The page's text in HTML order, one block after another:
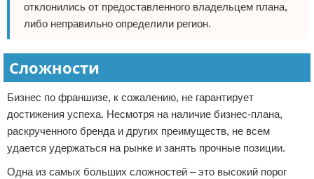
отклонились от предоставленного владельцем плана,
либо неправильно определили регион.
Сложности
Бизнес по франшизе, к сожалению, не гарантирует
достижения успеха. Несмотря на наличие бизнес-плана,
раскрученного бренда и других преимуществ, не всем
удается удержаться на рынке и занять прочные позиции.
Одна из самых больших сложностей – это высокий порог